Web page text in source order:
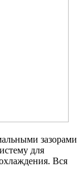
зазорами
для
Вся